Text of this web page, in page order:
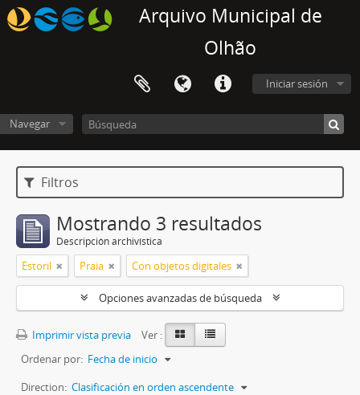
Arquivo Municipal de
Olhão
Iniciar sesión
Navegar
Filtros
Mostrando 3 resultados
Descripción archivística
Estoril Praia Con objetos digitales
Opciones avanzadas de búsqueda
Imprimir vista previa
Ver :
Ordenar por: Fecha de inicio
Direction: Clasificación en orden ascendente